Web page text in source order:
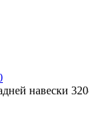
навески